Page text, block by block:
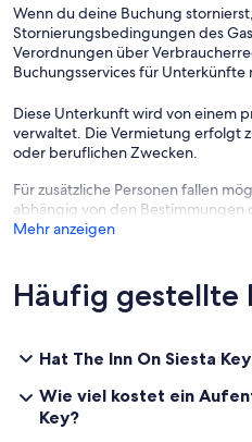
Wenn du deine Buchung
Stornierungsbedingungen des
Verordnungen über
Buchungsservices für
Diese Unterkunft wird von einem
verwaltet. Die Vermietung erfolgt
oder beruflichen Zwecken.
Für zusätzliche Personen fallen
abhängig von den Bestimmungen
Mehr anzeigen
Häufig gestellte
Hat The Inn On Siesta
Wie viel kostet ein
Key?